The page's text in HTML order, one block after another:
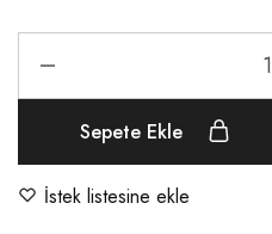
Sepete Ekle
İstek listesine ekle